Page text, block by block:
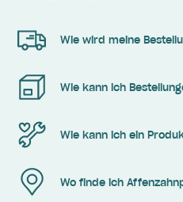
Wie wird meine
Wie kann ich
Wie kann ich ein
Wo finde ich